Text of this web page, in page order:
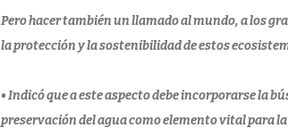
Pero hacer también un llamado al mundo, a los
la protección y la sostenibilidad de estos
• Indicó que a este aspecto debe incorporarse la
preservación del agua como elemento vital para